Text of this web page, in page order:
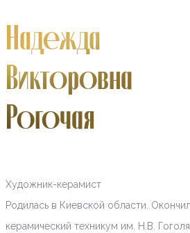
Надежда
Викторовна
Рогочая
Художник-керамист
Родилась в Киевской области.
керамический техникум им. Н.В. Гоголя